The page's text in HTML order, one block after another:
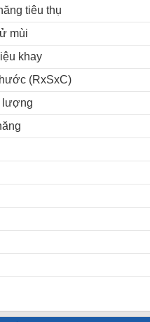
tiêu thụ
mùi
khay
(RxSxC)
lượng